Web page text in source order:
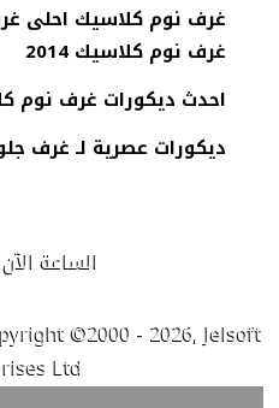
غرف نوم كلاسيك احلى
غرف نوم كلاسيك 2014
احدث ديكورات غرف نوم
ديكورات عصرية لـ غرف
الساعة الآن
©2000 - 2026, Jelsoft
Ltd.